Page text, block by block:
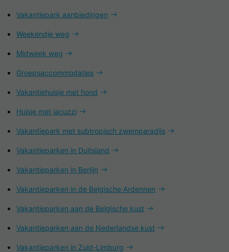
Vakantiepark aanbiedingen
Weekendje weg
Midweek weg
Groepsaccommodaties
Vakantiehuisje met hond
Huisje met jacuzzi
Vakantiepark met subtropisch zwemparadijs
Vakantieparken in Duitsland
Vakantieparken in Berlijn
Vakantieparken in de Belgische Ardennen
Vakantieparken aan de Belgische kust
Vakantieparken aan de Nederlandse kust
Vakantieparken in Zuid-Limburg